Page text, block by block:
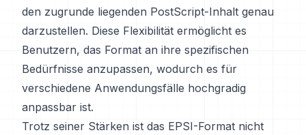
den zugrunde liegenden PostScript-Inhalt genau
darzustellen. Diese Flexibilität ermöglicht es
Benutzern, das Format an ihre spezifischen
Bedürfnisse anzupassen, wodurch es für
verschiedene Anwendungsfälle hochgradig
anpassbar ist.
Trotz seiner Stärken ist das EPSI-Format nicht